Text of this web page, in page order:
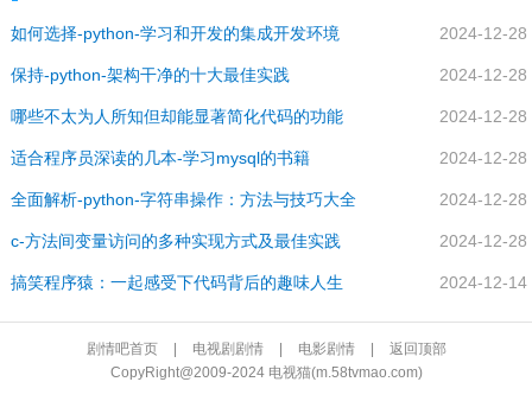
2024-12-28
如何选择-python-学习和开发的集成开发环境
2024-12-28
保持-python-架构干净的十大最佳实践
2024-12-28
哪些不太为人所知但却能显著简化代码的功能
2024-12-28
适合程序员深读的几本-学习mysql的书籍
2024-12-28
全面解析-python-字符串操作：方法与技巧大全
2024-12-28
c-方法间变量访问的多种实现方式及最佳实践
2024-12-14
搞笑程序猿：一起感受下代码背后的趣味人生
剧情吧首页 | 电视剧剧情 | 电影剧情 |
返回顶部
CopyRight@2009-2024 电视猫(m.58tvmao.com)